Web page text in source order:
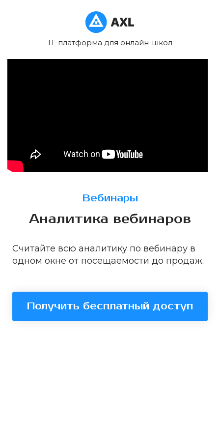
IT-платформа для онлайн-школ
Вебинары
Аналитика вебинаров
Считайте всю аналитику по вебинару в
одном окне от посещаемости до продаж.
Получить бесплатный доступ